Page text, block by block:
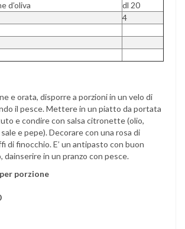
d’oliva
dl 20
4
e orata, disporre a porzioni in un velo di
il pesce. Mettere in un piatto da portata
e condire con salsa citronette (olio,
e pepe). Decorare con una rosa di
di finocchio. E’ un antipasto con buon
dainserire in un pranzo con pesce.
porzione